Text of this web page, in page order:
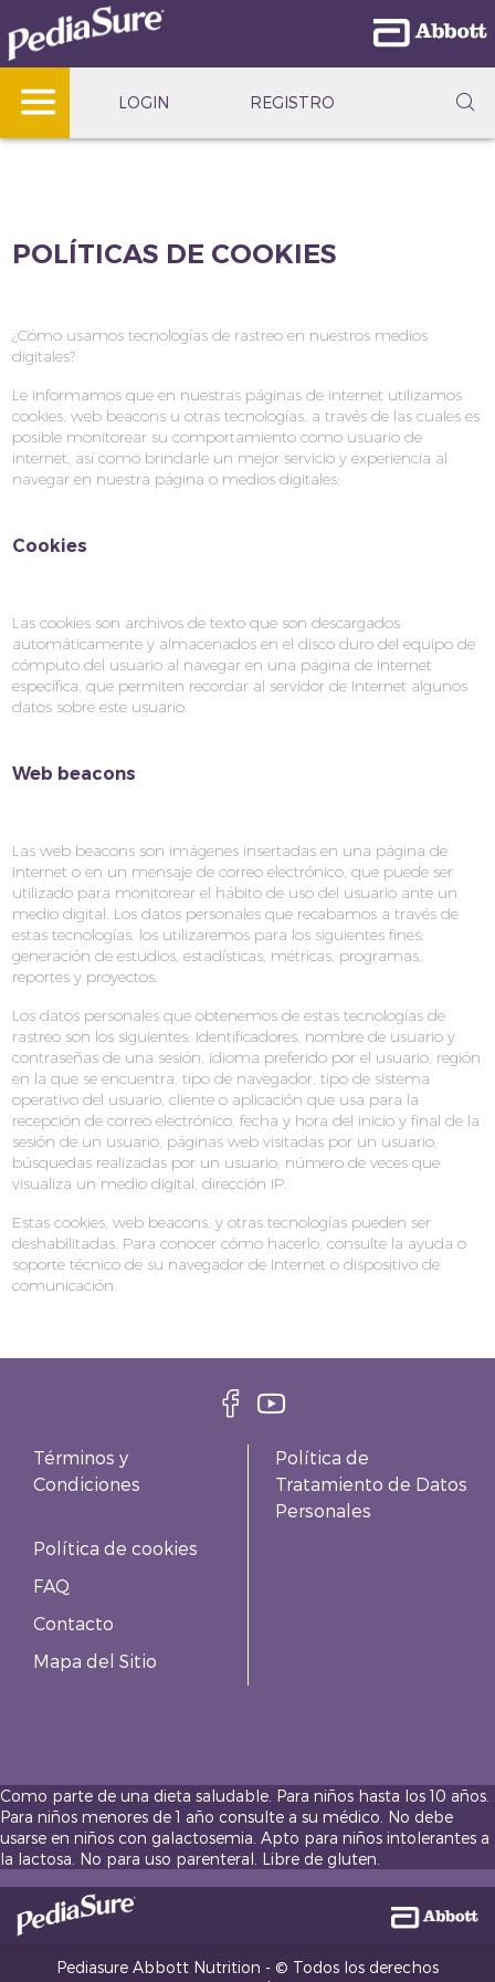
REGISTRO
LOGIN
POLÍTICAS DE COOKIES
¿Cómo usamos tecnologías de rastreo en nuestros medios
digitales?
Le informamos que en nuestras páginas de internet utilizamos
cookies, web beacons u otras tecnologías, a través de las cuales es
posible monitorear su comportamiento como usuario de
internet, así como brindarle un mejor servicio y experiencia al
navegar en nuestra página o medios digitales:
Cookies
Las cookies son archivos de texto que son descargados
automáticamente y almacenados en el disco duro del equipo de
cómputo del usuario al navegar en una página de Internet
específica, que permiten recordar al servidor de Internet algunos
datos sobre este usuario.
Web beacons
Las web beacons son imágenes insertadas en una página de
Internet o en un mensaje de correo electrónico, que puede ser
utilizado para monitorear el hábito de uso del usuario ante un
medio digital. Los datos personales que recabamos a través de
estas tecnologías, los utilizaremos para los siguientes fines:
generación de estudios, estadísticas, métricas, programas,
reportes y proyectos.
Los datos personales que obtenemos de estas tecnologías de
rastreo son los siguientes: Identificadores, nombre de usuario y
contraseñas de una sesión, idioma preferido por el usuario, región
en la que se encuentra, tipo de navegador, tipo de sistema
operativo del usuario, cliente o aplicación que usa para la
recepción de correo electrónico, fecha y hora del inicio y final de la
sesión de un usuario, páginas web visitadas por un usuario,
búsquedas realizadas por un usuario, número de veces que
visualiza un medio digital, dirección IP.
Estas cookies, web beacons, y otras tecnologías pueden ser
deshabilitadas. Para conocer cómo hacerlo, consulte la ayuda o
soporte técnico de su navegador de Internet o dispositivo de
comunicación.
Términos y
Condiciones
Política de
Tratamiento de Datos
Personales
Política de cookies
FAQ
Contacto
Mapa del Sitio
Como parte de una dieta saludable. Para niños hasta los 10 años.
Para niños menores de 1 año consulte a su médico. No debe
usarse en niños con galactosemia. Apto para niños intolerantes a
la lactosa. No para uso parenteral. Libre de gluten.
Pediasure Abbott Nutrition - © Todos los derechos